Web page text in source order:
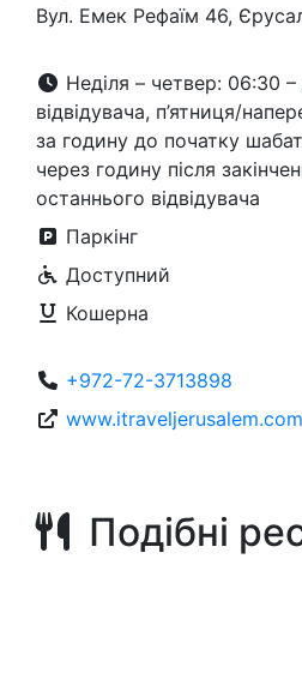
Вул. Емек Рефаїм 46,
Неділя – четвер: 06:30
відвідувача, п’ятниця/
за годину до початку
через годину після
останнього відвідувача
Паркінг
Доступний
Кошерна
+972-72-3713898
www.itraveljerusalem.com
Подібні